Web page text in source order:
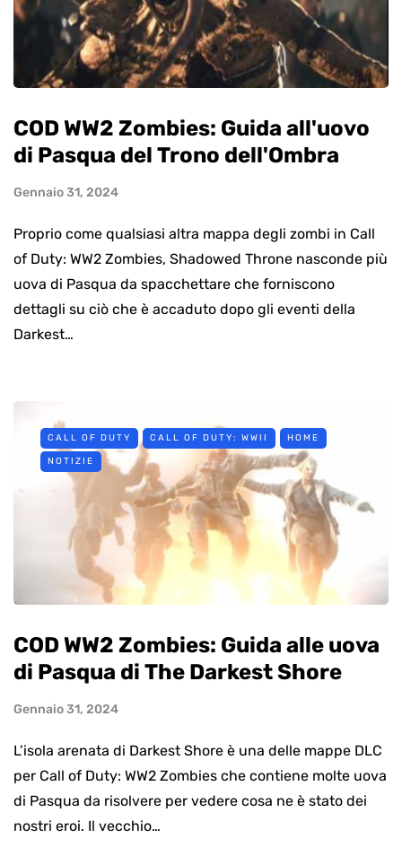
COD WW2 Zombies: Guida all'uovo
di Pasqua del Trono dell'Ombra
Gennaio 31, 2024
Proprio come qualsiasi altra mappa degli zombi in Call
of Duty: WW2 Zombies, Shadowed Throne nasconde più
uova di Pasqua da spacchettare che forniscono
dettagli su ciò che è accaduto dopo gli eventi della
Darkest…
CALL OF DUTY CALL OF DUTY: WWII HOME
NOTIZIE
COD WW2 Zombies: Guida alle uova
di Pasqua di The Darkest Shore
Gennaio 31, 2024
L’isola arenata di Darkest Shore è una delle mappe DLC
per Call of Duty: WW2 Zombies che contiene molte uova
di Pasqua da risolvere per vedere cosa ne è stato dei
nostri eroi. Il vecchio…